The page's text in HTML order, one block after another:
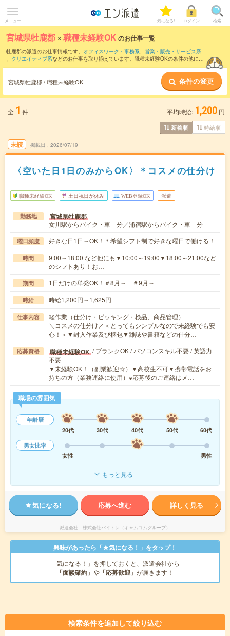
メニュー 気になる! ログイン 検索
宮城県牡鹿郡 ×職種未経験OK のお仕事一覧
牡鹿郡の派遣のお仕事情報です。 オフィスワーク・事務系、 営業・販売・サービス系
、 クリエイティブ系などのお仕事を取り揃えています。職種未経験OKの条件の他に、
宮城県牡鹿郡 / 職種未経験OK 条件の変更
全 1 件 平均時給: 1,200 円
新着順 時給順
未読 掲載日 2026/07/19
〈空いた日1日のみからOK〉＊コスメの仕分け
職種未経験OK 土日祝日が休み WEB登録OK 派遣
勤務地 宮城県牡鹿郡
女川駅からバイク・車---分／浦宿駅からバイク・車---分
曜日頻度 好きな日1日～OK！＊希望シフト制で好きな曜日で働ける！
時間
9:00～18:00 など他にも▼10:00～19:00▼18:00～21:00など
のシフトあり！お…
期間 1日だけの単発OK！＃8月～ ＃9月～
時給 時給1,200円～1,625円
仕事内容
軽作業（仕分け・ピッキング・検品、商品管理）
＼コスメの仕分け／＜とってもシンプルなので未経験でも安
心！＞▼封入作業及び梱包▼雑誌や書籍などの仕分…
応募資格 職種未経験OK / ブランクOK / パソコンスキル不要 / 英語力
不要
▼未経験OK！（副業歓迎☆）▼高校生不可▼携帯電話をお
持ちの方（業務連絡に使用）※応募後のご連絡はメ…
職場の雰囲気
年齢層
20代
30代 40代 50代
60代
男女比率
女性
男性
もっと見る
気になる! 応募へ進む 詳しく見る
派遣会社 株式会社バイトレ（キャムコムグループ）
興味があったら「★気になる！」をタップ！
「気になる！」を押しておくと、派遣会社から
「面談確約」 や 「応募歓迎」 が届きます！
検索条件を追加して絞り込む